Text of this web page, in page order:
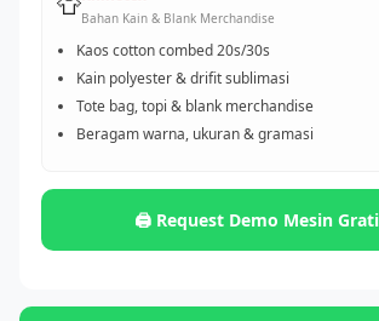
Bahan Kain & Blank Merchandise
Kaos cotton combed 20s/30s
Kain polyester & drifit sublimasi
Tote bag, topi & blank merchandise
Beragam warna, ukuran & gramasi
🖨️ Request Demo Mesin